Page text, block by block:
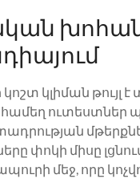
կլիման թույլ է
ուտեստներ
փոկի միսը
մեջ, որը